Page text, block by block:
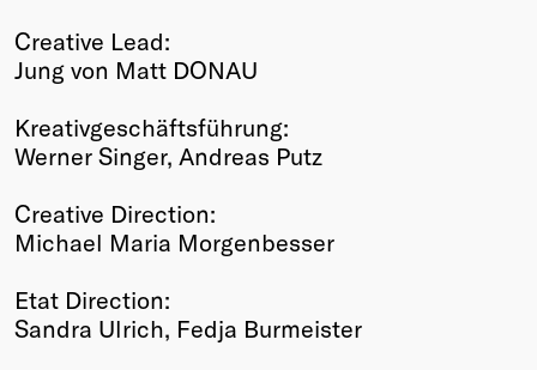
Creative Lead:
Jung von Matt DONAU
Kreativgeschäftsführung:
Werner Singer, Andreas Putz
Creative Direction:
Michael Maria Morgenbesser
Etat Direction:
Sandra Ulrich, Fedja Burmeister